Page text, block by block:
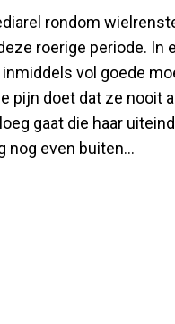
rondom
roerige periode.
vol goede
pijn doet dat ze nooit
gaat die haar
nog even buiten...